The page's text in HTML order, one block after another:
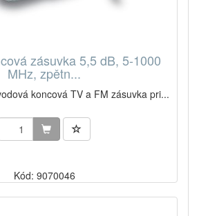
zásuvka 5,5 dB, 5-1000
MHz, zpětn...
koncová TV a FM zásuvka pri...
Kód: 9070046